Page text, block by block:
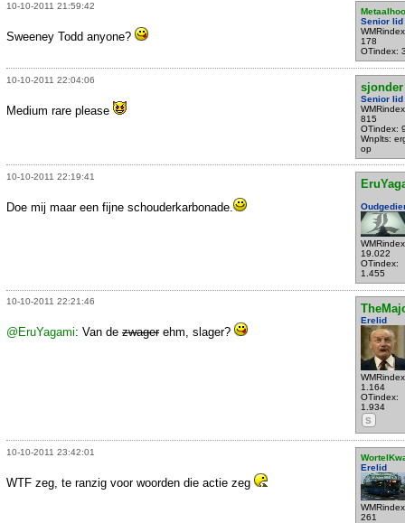
10-10-2011 21:59:42
Senior lid
178
OTindex:
Sweeney Todd anyone?
10-10-2011 22:04:06
sjonder
Senior lid
815
OTindex:
Wnplts:
op
Medium rare please
10-10-2011 22:19:41
19.022
OTindex:
1.455
Doe mij maar een fijne schouderkarbonade.
10-10-2011 22:21:46
Erelid
1.164
OTindex:
1.934
S
@EruYagami: Van de zwagerehm, slager?
10-10-2011 23:42:01
Erelid
261
WTF zeg, te ranzig voor woorden die actie zeg